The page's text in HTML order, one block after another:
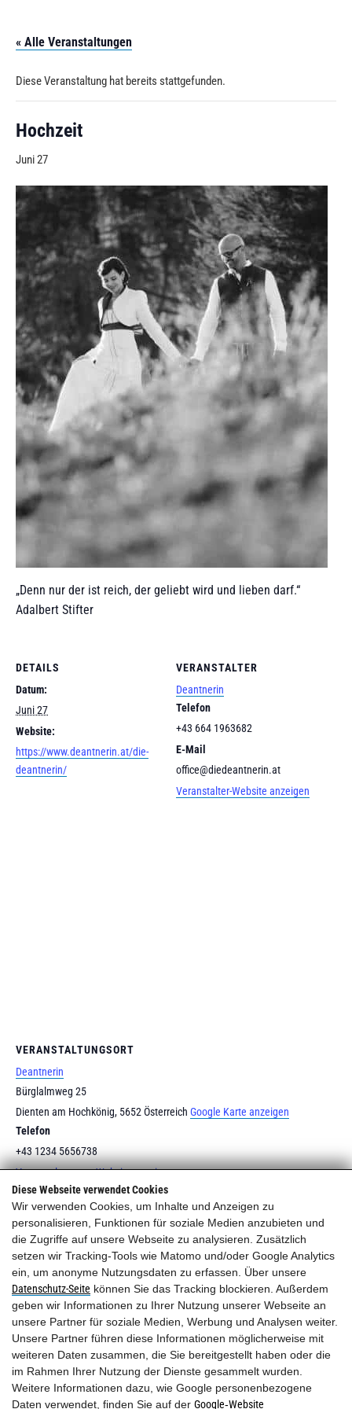
Diese Webseite verwendet Cookies
Wir verwenden Cookies, um Inhalte und Anzeigen zu
personalisieren, Funktionen für soziale Medien anzubieten und
die Zugriffe auf unsere Webseite zu analysieren. Zusätzlich
setzen wir Tracking-Tools wie Matomo und/oder Google Analytics
ein, um anonyme Nutzungsdaten zu erfassen. Über unsere
Datenschutz-Seite können Sie das Tracking blockieren. Außerdem
geben wir Informationen zu Ihrer Nutzung unserer Webseite an
unsere Partner für soziale Medien, Werbung und Analysen weiter.
Unsere Partner führen diese Informationen möglicherweise mit
weiteren Daten zusammen, die Sie bereitgestellt haben oder die
im Rahmen Ihrer Nutzung der Dienste gesammelt wurden.
Weitere Informationen dazu, wie Google personenbezogene
Daten verwendet, finden Sie auf der Google‑Website
« Alle Veranstaltungen
Diese Veranstaltung hat bereits stattgefunden.
Hochzeit
Juni 27
„Denn nur der ist reich, der geliebt wird und lieben darf.“
Adalbert Stifter
DETAILS
Datum:
Juni 27
Website:
https://www.deantnerin.at/die-
deantnerin/
VERANSTALTER
Deantnerin
Telefon
+43 664 1963682
E-Mail
office@diedeantnerin.at
Veranstalter-Website anzeigen
VERANSTALTUNGSORT
Deantnerin
Bürglalmweg 25
Dienten am Hochkönig, 5652 Österreich Google Karte anzeigen
Telefon
+43 1234 5656738
Veranstaltungsort-Website anzeigen
DER.KONTAKT.
Die.Deantnerin.
A-5652 Dienten am Hochkönig
Bürglalmweg 25